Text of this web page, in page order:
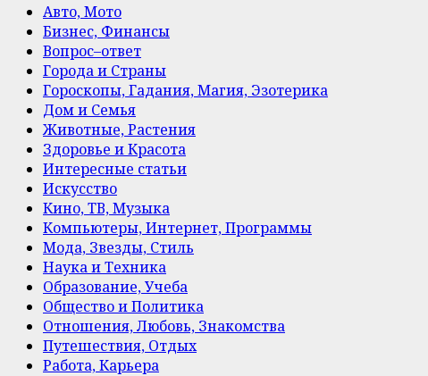
Авто, Мото
Бизнес, Финансы
Вопрос–ответ
Города и Страны
Гороскопы, Гадания, Магия, Эзотерика
Дом и Семья
Животные, Растения
Здоровье и Красота
Интересные статьи
Искусство
Кино, ТВ, Музыка
Компьютеры, Интернет, Программы
Мода, Звезды, Стиль
Наука и Техника
Образование, Учеба
Общество и Политика
Отношения, Любовь, Знакомства
Путешествия, Отдых
Работа, Карьера